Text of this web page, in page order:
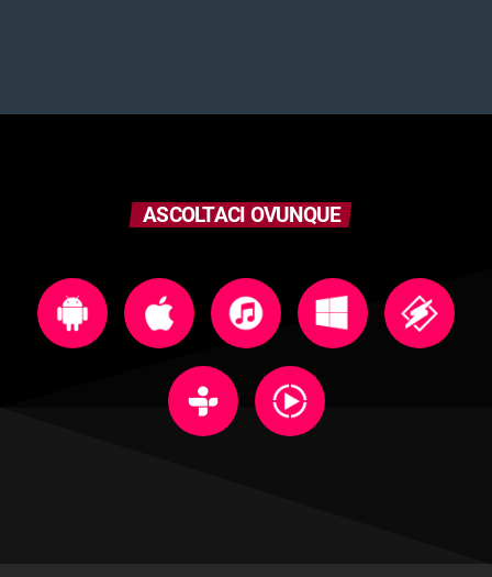
ASCOLTACI OVUNQUE